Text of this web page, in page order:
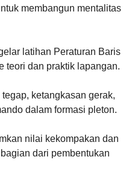
membangun mentalitas
latihan Peraturan Baris
teori dan praktik lapangan.
ketangkasan gerak,
dalam formasi pleton.
nilai kekompakan dan
dari pembentukan